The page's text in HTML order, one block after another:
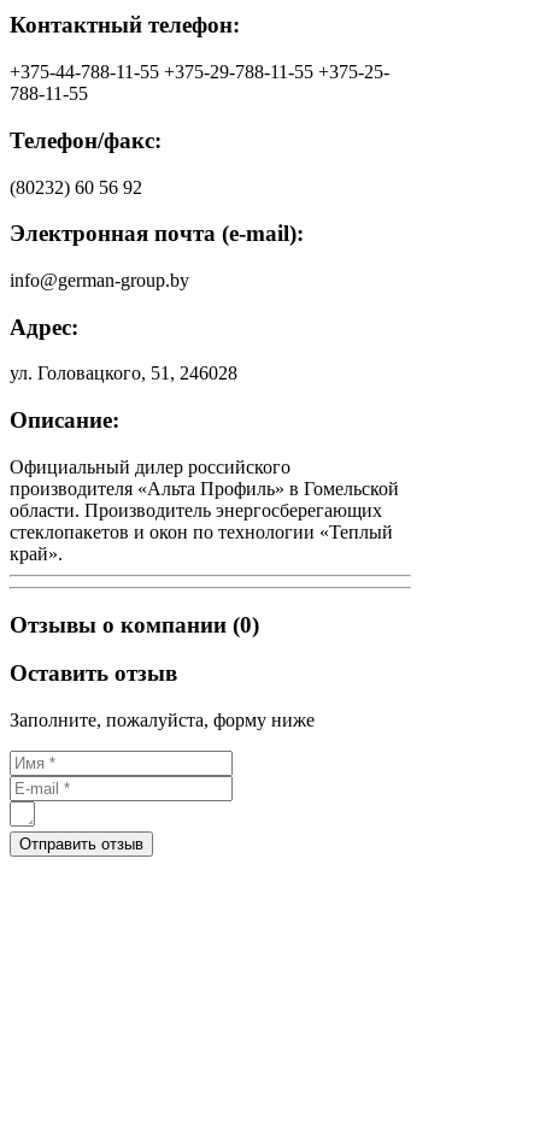
Контактный телефон:
+375-44-788-11-55 +375-29-788-11-55 +375-25-
788-11-55
Телефон/факс:
(80232) 60 56 92
Электронная почта (e-mail):
info@german-group.by
Адрес:
ул. Головацкого, 51, 246028
Описание:
Официальный дилер российского
производителя «Альта Профиль» в Гомельской
области. Производитель энергосберегающих
стеклопакетов и окон по технологии «Теплый
край».
Отзывы о компании (0)
Оставить отзыв
Заполните, пожалуйста, форму ниже